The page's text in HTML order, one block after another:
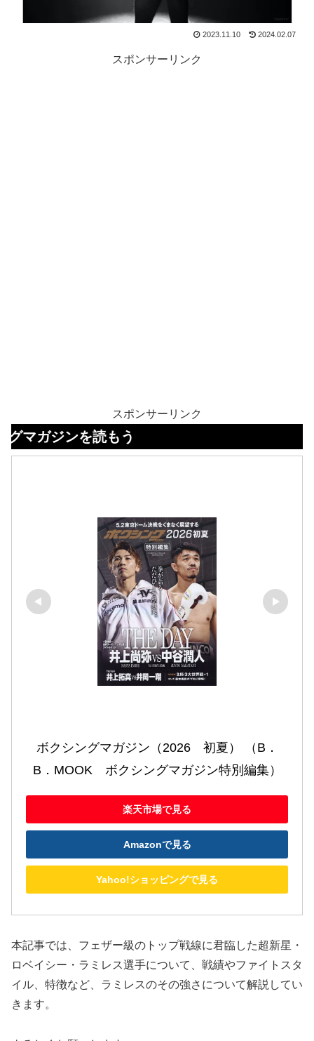
2023.11.10 2024.02.07
スポンサーリンク
スポンサーリンク
読もう
ボクシングマガジン（2026　初夏） （B．
B．MOOK　ボクシングマガジン特別編集）
楽天市場で見る
Amazonで見る
Yahoo!ショッピングで見る
本記事では、フェザー級のトップ戦線に君臨した超新星・
ロベイシー・ラミレス選手について、戦績やファイトスタ
イル、特徴など、ラミレスのその強さについて解説してい
きます。